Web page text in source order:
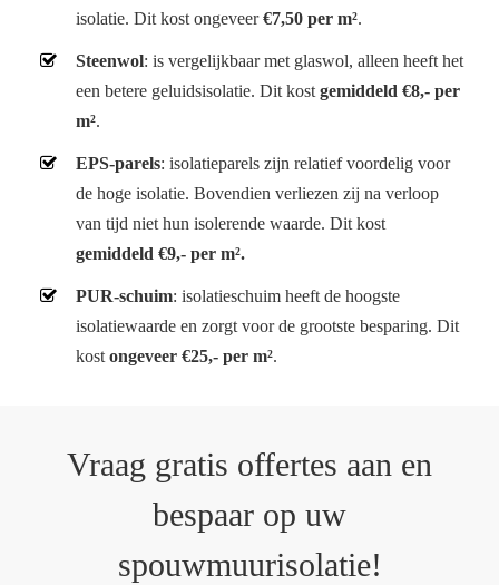
isolatie. Dit kost ongeveer€7,50 per m².
Steenwol: is vergelijkbaar met glaswol, alleen heeft het
een betere geluidsisolatie. Dit kostgemiddeld €8,- per
m².
EPS-parels: isolatieparels zijn relatief voordelig voor
de hoge isolatie. Bovendien verliezen zij na verloop
van tijd niet hun isolerende waarde. Dit kost
gemiddeld €9,- per m².
PUR-schuim: isolatieschuim heeft de hoogste
isolatiewaarde en zorgt voor de grootste besparing. Dit
kostongeveer €25,- per m².
Vraag gratis offertes aan en
bespaar op uw
spouwmuurisolatie!